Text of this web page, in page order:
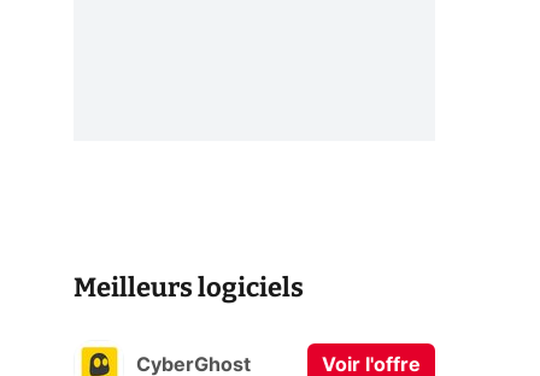
Meilleurs logiciels
CyberGhost Voir l'offre